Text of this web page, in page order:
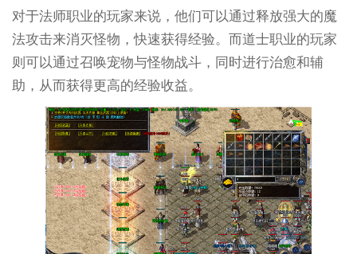
对于法师职业的玩家来说，他们可以通过释放强大的魔
法攻击来消灭怪物，快速获得经验。而道士职业的玩家
则可以通过召唤宠物与怪物战斗，同时进行治愈和辅
助，从而获得更高的经验收益。